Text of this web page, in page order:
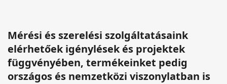
Mérési és szerelési szolgáltatásaink
elérhetőek igénylések és projektek
függvényében, termékeinket pedig
országos és nemzetközi viszonylatban is